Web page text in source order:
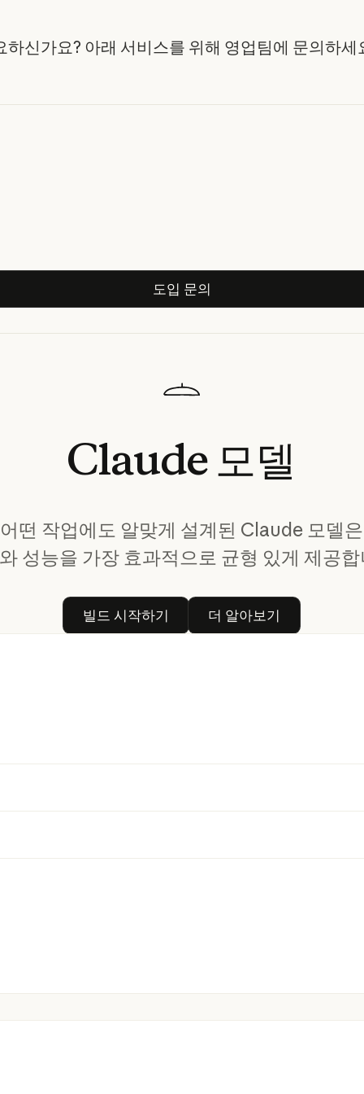
신가요? 아래 서비스를 위해 영업팀에 문의하세
도입 문의
Claude모델
어떤 작업에도 알맞게 설계된 Claude 모델은
성능을 가장 효과적으로 균형 있게 제공
빌드 시작하기
빌드 시작하기
더 알아보기
더 알아보기